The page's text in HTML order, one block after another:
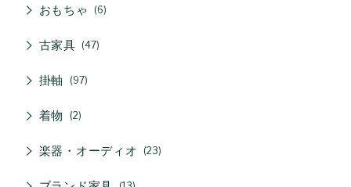
おもちゃ 6
古家具 47
掛軸 97
着物 2
楽器・オーディオ 23